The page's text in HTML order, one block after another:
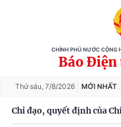
CHÍNH PHỦ NƯỚC CỘNG
Báo Điện
Thứ sáu, 7/8/2026 MỚI NHẤT
Chỉ đạo, quyết định của